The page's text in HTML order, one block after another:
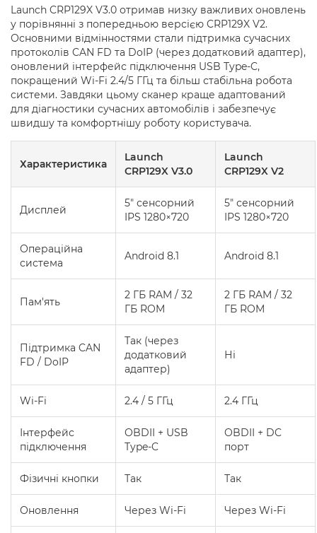
Launch CRP129X V3.0 отримав низку важливих оновлень
у порівнянні з попередньою версією CRP129X V2.
Основними відмінностями стали підтримка сучасних
протоколів CAN FD та DoIP (через додатковий адаптер),
оновлений інтерфейс підключення USB Type-C,
покращений Wi-Fi 2.4/5 ГГц та більш стабільна робота
системи. Завдяки цьому сканер краще адаптований
для діагностики сучасних автомобілів і забезпечує
швидшу та комфортнішу роботу користувача.
Характеристика
Launch
CRP129X V3.0
Launch
CRP129X V2
Дисплей
5" сенсорний
IPS 1280×720
5" сенсорний
IPS 1280×720
Операційна
система
Android 8.1 Android 8.1
Пам'ять
2 ГБ RAM / 32
ГБ ROM
2 ГБ RAM / 32
ГБ ROM
Підтримка CAN
FD / DoIP
Так (через
додатковий
адаптер)
Ні
Wi-Fi 2.4 / 5 ГГц 2.4 ГГц
Інтерфейс
підключення
OBDII + USB
Type-C
OBDII + DC
порт
Фізичні кнопки Так Так
Оновлення Через Wi-Fi Через Wi-Fi